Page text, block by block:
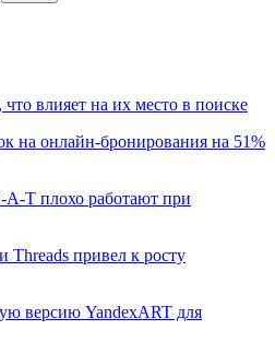
влияет на их место в поиске
на онлайн-бронирования на 51%
T плохо работают при
Threads привел к росту
версию YandexART для